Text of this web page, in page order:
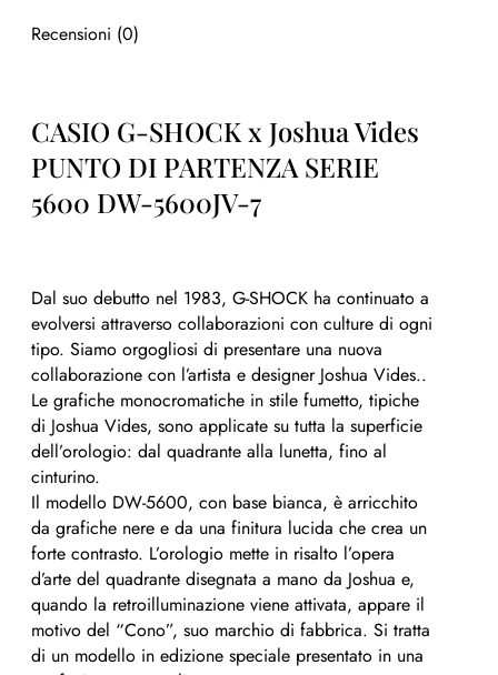
Recensioni (0)
CASIO G-SHOCK x Joshua Vides
PUNTO DI PARTENZA SERIE
5600 DW-5600JV-7
Dal suo debutto nel 1983, G-SHOCK ha continuato a
evolversi attraverso collaborazioni con culture di ogni
tipo. Siamo orgogliosi di presentare una nuova
collaborazione con l’artista e designer Joshua Vides..
Le grafiche monocromatiche in stile fumetto, tipiche
di Joshua Vides, sono applicate su tutta la superficie
dell’orologio: dal quadrante alla lunetta, fino al
cinturino.
Il modello DW-5600, con base bianca, è arricchito
da grafiche nere e da una finitura lucida che crea un
forte contrasto. L’orologio mette in risalto l’opera
d’arte del quadrante disegnata a mano da Joshua e,
quando la retroilluminazione viene attivata, appare il
motivo del “Cono”, suo marchio di fabbrica. Si tratta
di un modello in edizione speciale presentato in una